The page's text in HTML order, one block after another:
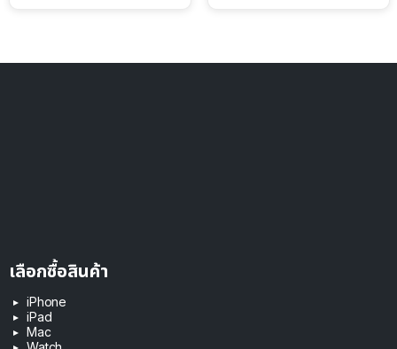
เลือกซื้อสินค้า
iPhone
iPad
Mac